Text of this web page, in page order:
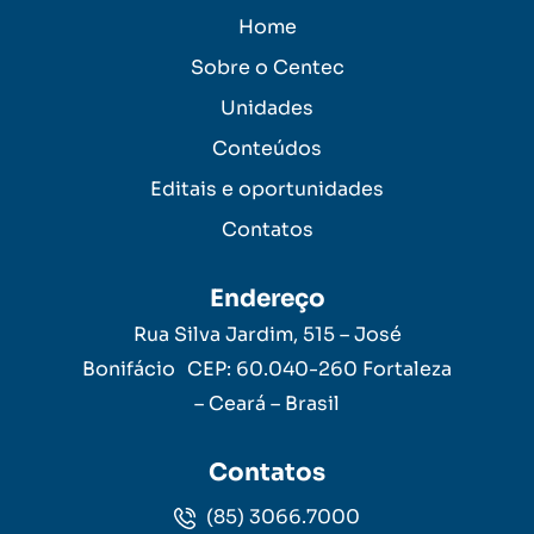
Home
Sobre o Centec
Unidades
Conteúdos
Editais e oportunidades
Contatos
Endereço
Rua Silva Jardim, 515 – José
Bonifácio CEP: 60.040-260 Fortaleza
– Ceará – Brasil
Contatos
(85) 3066.7000